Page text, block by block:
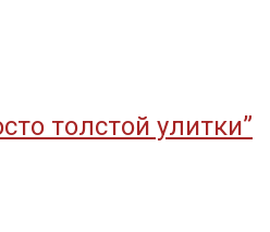
толстой улитки”